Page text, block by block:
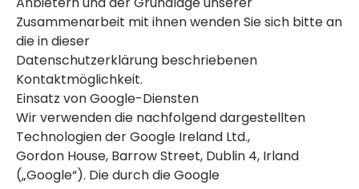
Zusammenarbeit mit ihnen wenden Sie sich bitte an
die in dieser
Datenschutzerklärung beschriebenen
Kontaktmöglichkeit.
Einsatz von Google-Diensten
Wir verwenden die nachfolgend dargestellten
Technologien der Google Ireland Ltd.,
Gordon House, Barrow Street, Dublin 4, Irland
(„Google“). Die durch die Google